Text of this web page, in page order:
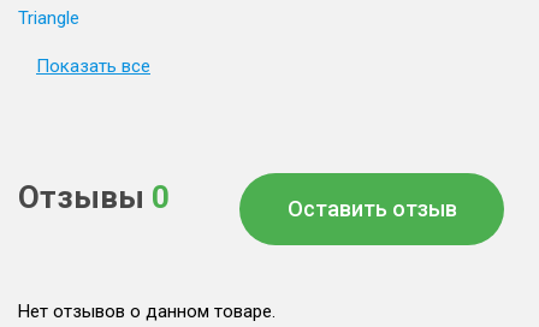
Triangle
Показать все
Отзывы 0 Оставить отзыв
Нет отзывов о данном товаре.